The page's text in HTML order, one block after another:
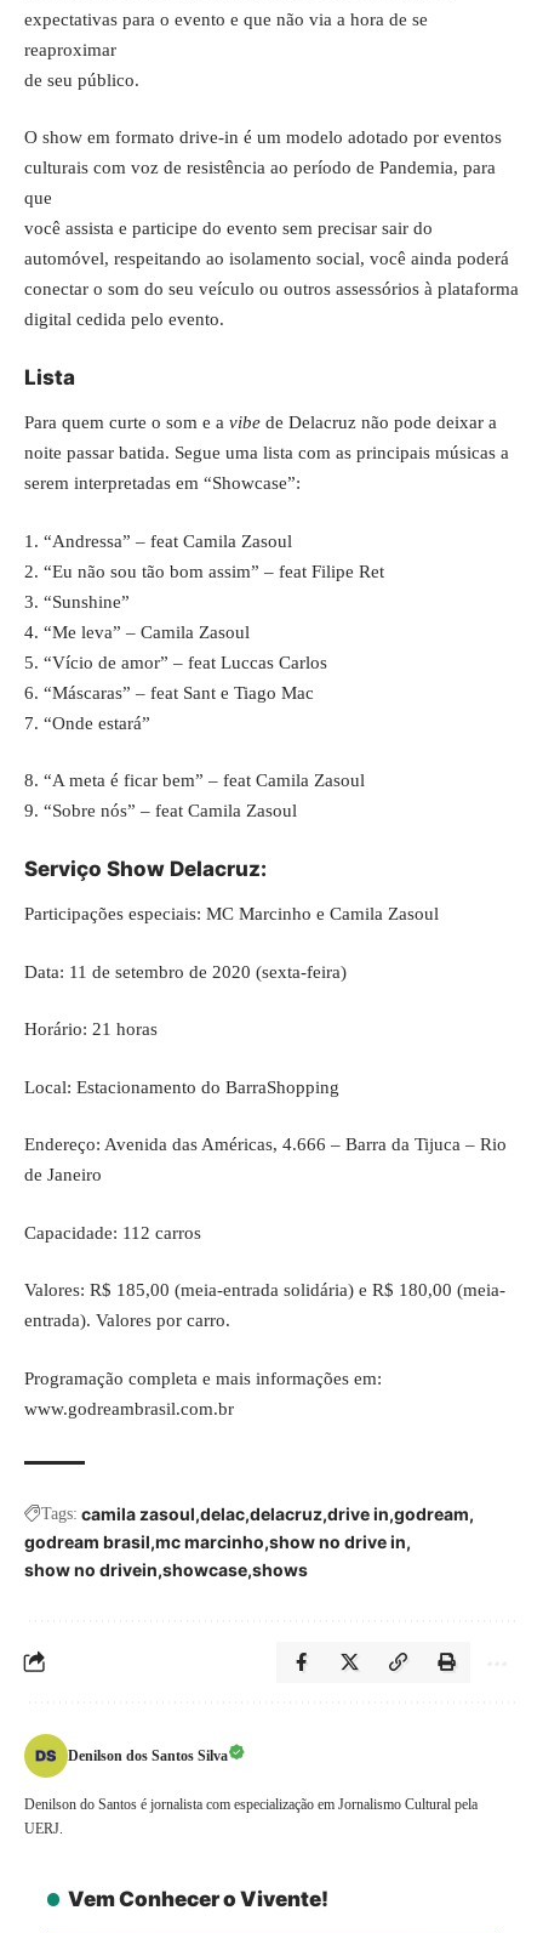
expectativas para o evento e que não via a hora de se
reaproximar
de seu público.
O show em formato drive-in é um modelo adotado por eventos
culturais com voz de resistência ao período de Pandemia, para
que
você assista e participe do evento sem precisar sair do
automóvel, respeitando ao isolamento social, você ainda poderá
conectar o som do seu veículo ou outros assessórios à plataforma
digital cedida pelo evento.
Lista
Para quem curte o som e a vibe de Delacruz não pode deixar a
noite passar batida. Segue uma lista com as principais músicas a
serem interpretadas em “Showcase”:
1. “Andressa” – feat Camila Zasoul
2. “Eu não sou tão bom assim” – feat Filipe Ret
3. “Sunshine”
4. “Me leva” – Camila Zasoul
5. “Vício de amor” – feat Luccas Carlos
6. “Máscaras” – feat Sant e Tiago Mac
7. “Onde estará”
8. “A meta é ficar bem” – feat Camila Zasoul
9. “Sobre nós” – feat Camila Zasoul
Serviço Show Delacruz:
Participações especiais: MC Marcinho e Camila Zasoul
Data: 11 de setembro de 2020 (sexta-feira)
Horário: 21 horas
Local: Estacionamento do BarraShopping
Endereço: Avenida das Américas, 4.666 – Barra da Tijuca – Rio
de Janeiro
Capacidade: 112 carros
Valores: R$ 185,00 (meia-entrada solidária) e R$ 180,00 (meia-
entrada). Valores por carro.
Programação completa e mais informações em:
www.godreambrasil.com.br
Tags: camila zasoul delac delacruz drive in godream
godream brasil mc marcinho show no drive in
show no drivein showcase shows
Denilson dos Santos Silva
Denilson do Santos é jornalista com especialização em Jornalismo Cultural pela
UERJ.
Vem Conhecer o Vivente!